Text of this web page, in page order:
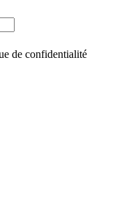
de confidentialité